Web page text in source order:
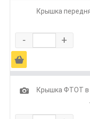
Крышка
- +
Ä
1
Крышка ФТОТ в